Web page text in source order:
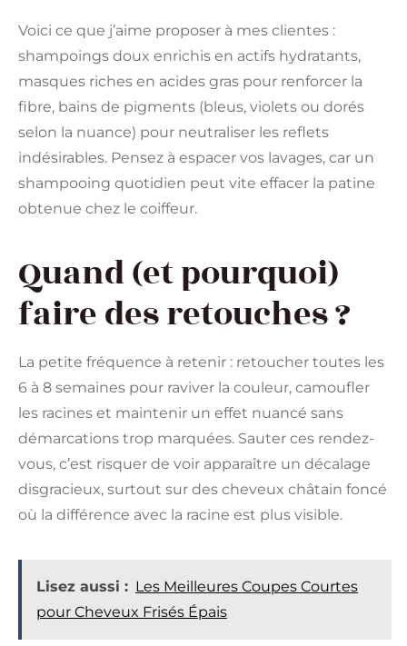
Voici ce que j’aime proposer à mes clientes :
shampoings doux enrichis en actifs hydratants,
masques riches en acides gras pour renforcer la
fibre, bains de pigments (bleus, violets ou dorés
selon la nuance) pour neutraliser les reflets
indésirables. Pensez à espacer vos lavages, car un
shampooing quotidien peut vite effacer la patine
obtenue chez le coiffeur.
Quand (et pourquoi)
faire des retouches ?
La petite fréquence à retenir : retoucher toutes les
6 à 8 semaines pour raviver la couleur, camoufler
les racines et maintenir un effet nuancé sans
démarcations trop marquées. Sauter ces rendez-
vous, c’est risquer de voir apparaître un décalage
disgracieux, surtout sur des cheveux châtain foncé
où la différence avec la racine est plus visible.
Lisez aussi : Les Meilleures Coupes Courtes
pour Cheveux Frisés Épais